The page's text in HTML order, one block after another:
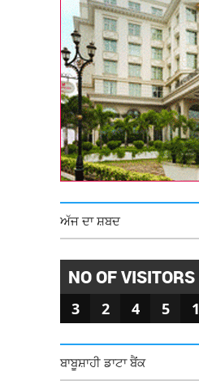
ਅੱਜ ਦਾ ਸ਼ਬਦ
NO OF VISITORS
3 2 4 5 1
ਬਾਬੂਸ਼ਾਹੀ ਡਾਟਾ ਬੈਂਕ